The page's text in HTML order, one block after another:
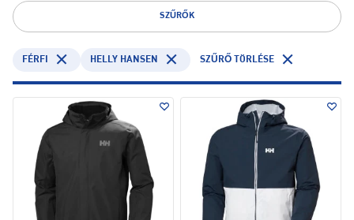
SZŰRŐK
FÉRFI HELLY HANSEN SZŰRŐ TÖRLÉSE